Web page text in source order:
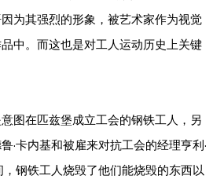
为其强烈的形象，被艺术家作为视觉
中。而这也是对工人运动历史上关键
图在匹兹堡成立工会的钢铁工人，另
·卡内基和被雇来对抗工会的经理亨利·
，钢铁工人烧毁了他们能烧毁的东西以